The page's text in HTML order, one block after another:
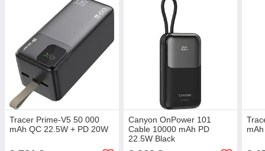
Tracer Prime-V5 50 000
mAh QC 22.5W + PD 20W
Canyon OnPower 101
Cable 10000 mAh PD
22.5W Black